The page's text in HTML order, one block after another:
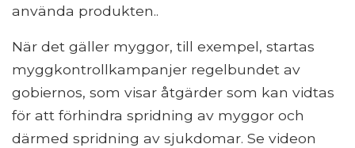
använda produkten..
När det gäller myggor, till exempel, startas
myggkontrollkampanjer regelbundet av
gobiernos, som visar åtgärder som kan vidtas
för att förhindra spridning av myggor och
därmed spridning av sjukdomar. Se videon